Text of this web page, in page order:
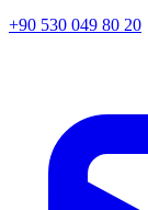
+90 530 049 80 20